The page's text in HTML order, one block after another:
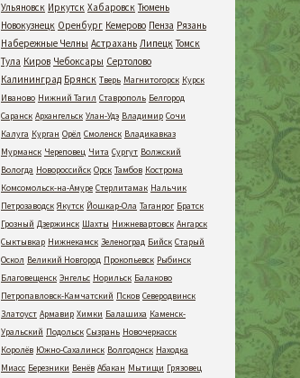
Ульяновск Иркутск Хабаровск Тюмень
Новокузнецк Оренбург Кемерово Пенза Рязань
Набережные Челны Астрахань Липецк Томск
Тула Киров Чебоксары Сертолово
Калининград Брянск Тверь Магнитогорск Курск
Иваново Нижний Тагил Ставрополь Белгород
Саранск Архангельск Улан-Удэ Владимир Сочи
Калуга Курган Орёл Смоленск Владикавказ
Мурманск Череповец Чита Сургут Волжский
Вологда Новороссийск Орск Тамбов Кострома
Комсомольск-на-Амуре Стерлитамак Нальчик
Петрозаводск Якутск Йошкар-Ола Таганрог Братск
Грозный Дзержинск Шахты Нижневартовск Ангарск
Сыктывкар Нижнекамск Зеленоград Бийск Старый
Оскол Великий Новгород Прокопьевск Рыбинск
Благовещенск Энгельс Норильск Балаково
Петропавловск-Камчатский Псков Северодвинск
Златоуст Армавир Химки Балашиха Каменск-
Уральский Подольск Сызрань Новочеркасск
Королёв Южно-Сахалинск Волгодонск Находка
Миасс Березники Венёв Абакан Мытищи Грязовец